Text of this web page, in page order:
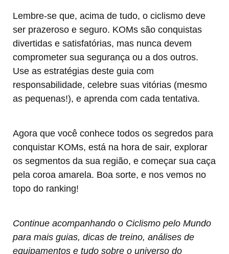
Lembre-se que, acima de tudo, o ciclismo deve
ser prazeroso e seguro. KOMs são conquistas
divertidas e satisfatórias, mas nunca devem
comprometer sua segurança ou a dos outros.
Use as estratégias deste guia com
responsabilidade, celebre suas vitórias (mesmo
as pequenas!), e aprenda com cada tentativa.
Agora que você conhece todos os segredos para
conquistar KOMs, está na hora de sair, explorar
os segmentos da sua região, e começar sua caça
pela coroa amarela. Boa sorte, e nos vemos no
topo do ranking!
Continue acompanhando o Ciclismo pelo Mundo
para mais guias, dicas de treino, análises de
equipamentos e tudo sobre o universo do